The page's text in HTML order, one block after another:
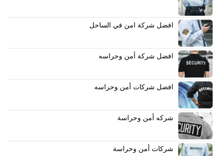
افضل شركة امن في الساحل
افضل شركة أمن وحراسه
افضل شركات أمن وحراسه
شركه أمن وحراسة
شركات أمن وحراسة